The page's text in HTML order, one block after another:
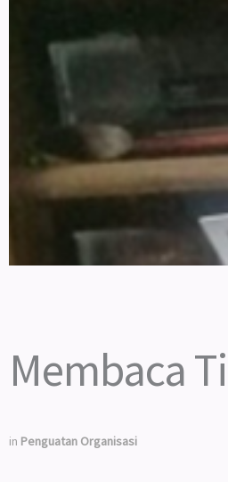
Membaca
in Penguatan Organisasi